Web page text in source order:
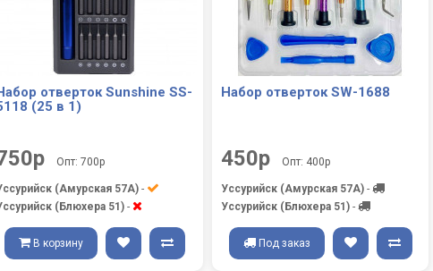
отверток Sunshine SS-
(25 в 1)
Опт: 700р
(Амурская 57А) -
(Блюхера 51) -
В корзину
Набор отверток SW-1688
450р Опт: 400р
Уссурийск (Амурская 57А) -
Уссурийск (Блюхера 51) -
Под заказ